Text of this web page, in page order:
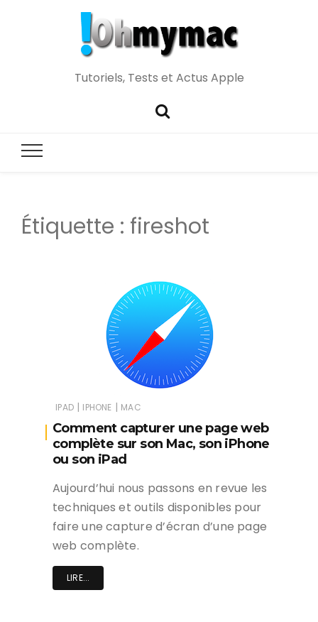
Tutoriels, Tests et Actus Apple
Étiquette : fireshot
IPAD | IPHONE | MAC
Comment capturer une page web
complète sur son Mac, son iPhone
ou son iPad
Aujourd’hui nous passons en revue les
techniques et outils disponibles pour
faire une capture d’écran d’une page
web complète.
LIRE...